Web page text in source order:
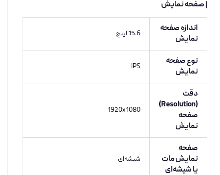
| صفحه نمایش
اندازه صفحه
نمایش
15.6 اینچ
نوع صفحه
نمایش
IPS
دقت
(Resolution)
صفحه
نمایش
1920x1080
صفحه
نمایش مات
یا شیشه‌ای
شیشه‌ای